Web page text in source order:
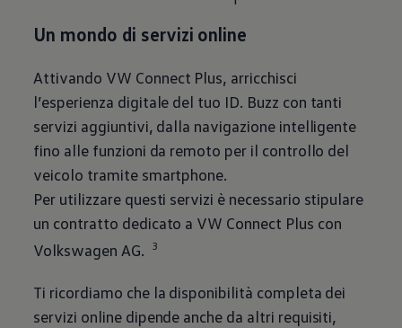
Un mondo di servizi online
Attivando VW Connect Plus, arricchisci
l’esperienza digitale del tuo ID. Buzz con tanti
servizi aggiuntivi, dalla navigazione intelligente
fino alle funzioni da remoto per il controllo del
veicolo tramite smartphone.
Per utilizzare questi servizi è necessario stipulare
un contratto dedicato a VW Connect Plus con
Volkswagen AG. 3
Ti ricordiamo che la disponibilità completa dei
servizi online dipende anche da altri requisiti,